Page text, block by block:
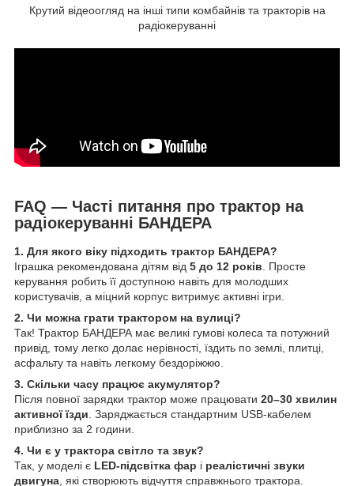
Крутий відеоогляд на інші типи комбайнів та тракторів на
радіокеруванні
FAQ — Часті питання про трактор на
радіокеруванні БАНДЕРА
1. Для якого віку підходить трактор БАНДЕРА?
Іграшка рекомендована дітям від 5 до 12 років . Просте
керування робить її доступною навіть для молодших
користувачів, а міцний корпус витримує активні ігри.
2. Чи можна грати трактором на вулиці?
Так! Трактор БАНДЕРА має великі гумові колеса та потужний
привід, тому легко долає нерівності, їздить по землі, плитці,
асфальту та навіть легкому бездоріжжю.
3. Скільки часу працює акумулятор?
Після повної зарядки трактор може працювати 20–30 хвилин
активної їзди . Заряджається стандартним USB-кабелем
приблизно за 2 години.
4. Чи є у трактора світло та звук?
Так, у моделі є LED-підсвітка фар і реалістичні звуки
двигуна , які створюють відчуття справжнього трактора.